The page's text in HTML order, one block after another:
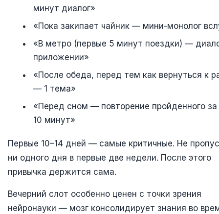
минут диалог»
«Пока закипает чайник — мини-монолог
«В метро (первые 5 минут поездки) —
приложении»
«После обеда, перед тем как вернуться к
— 1 тема»
«Перед сном — повторение пройденного за
10 минут»
Первые 10–14 дней — самые критичные. Не
ни одного дня в первые две недели. После этого
привычка держится сама.
Вечерний слот особенно ценен с точки зрения
нейронауки — мозг консолидирует знания во